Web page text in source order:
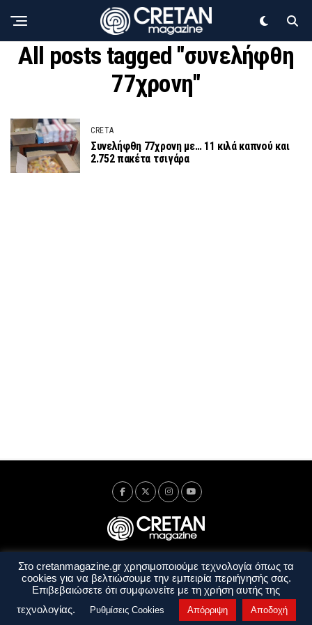
All posts tagged "συνελήφθη
77χρονη"
CRETA
Συνελήφθη 77χρονη με… 11 κιλά καπνού και
2.752 πακέτα τσιγάρα
Ταυτότητα Πολιτική Απορρήτου
Όροι Χρήσης
Όροι και Προϋποθέσεις
Στο cretanmagazine.gr χρησιμοποιούμε τεχνολογία όπως τα
cookies για να βελτιώσουμε την εμπειρία περιήγησής σας.
Επιβεβαιώσετε ότι συμφωνείτε με τη χρήση αυτής της
τεχνολογίας.
Ρυθμίσεις Cookies Απόρριψη Αποδοχή